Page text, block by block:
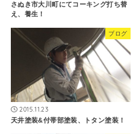
さぬき市大川町にてコーキング打ち替
え、養生！
ブログ
2015.11.23
天井塗装&付帯部塗装、トタン塗装！